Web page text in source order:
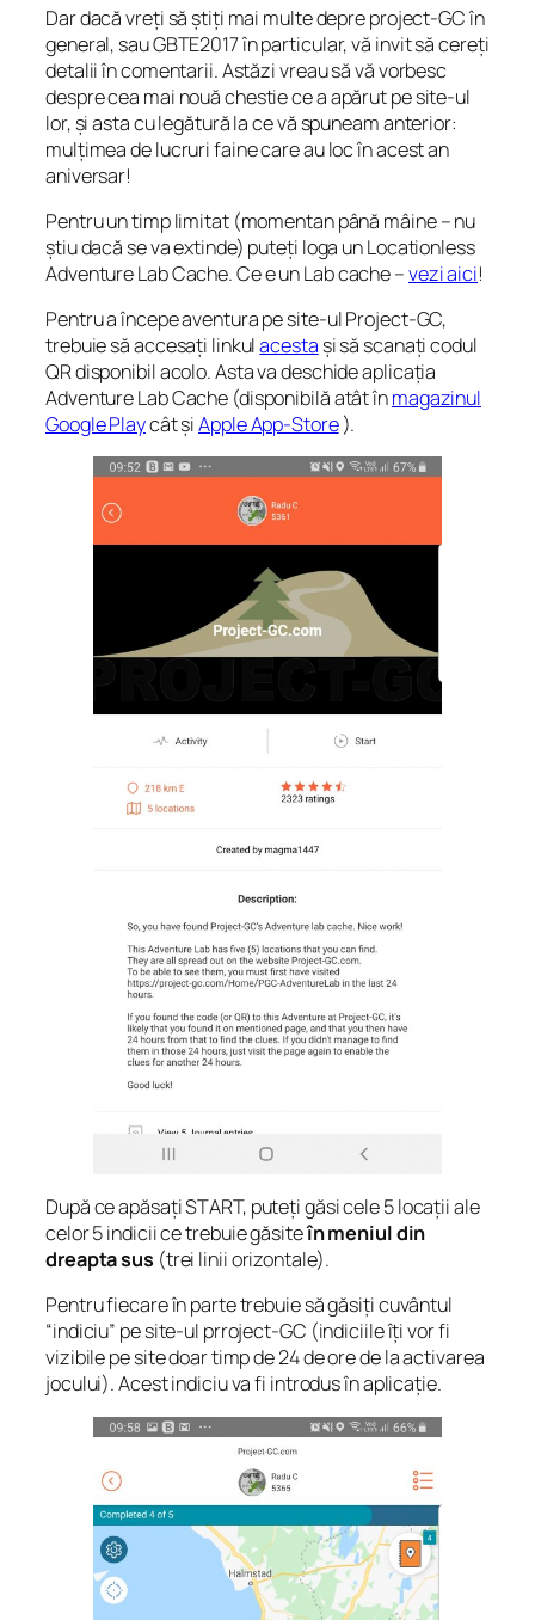
Dar dacă vreți să știți mai multe depre project-GC în
general, sau GBTE2017 în particular, vă invit să cereți
detalii în comentarii. Astăzi vreau să vă vorbesc
despre cea mai nouă chestie ce a apărut pe site-ul
lor, și asta cu legătură la ce vă spuneam anterior:
mulțimea de lucruri faine care au loc în acest an
aniversar!
Pentru un timp limitat (momentan până mâine – nu
știu dacă se va extinde) puteți loga un Locationless
Adventure Lab Cache. Ce e un Lab cache –vezi aici!
Pentru a începe aventura pe site-ul Project-GC,
trebuie să accesați linkulacesta și să scanați codul
QR disponibil acolo. Asta va deschide aplicația
Adventure Lab Cache (disponibilă atât înmagazinul
Google Playcât șiApple App-Store).
După ce apăsați START, puteți găsi cele 5 locații ale
celor 5 indicii ce trebuie găsiteîn meniul din
dreapta sus (trei linii orizontale).
Pentru fiecare în parte trebuie să găsiți cuvântul
“indiciu” pe site-ul prroject-GC (indiciile îți vor fi
vizibile pe site doar timp de 24 de ore de la activarea
jocului). Acest indiciu va fi introdus în aplicație.